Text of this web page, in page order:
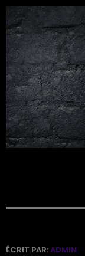
ÉCRIT PAR:ADMIN